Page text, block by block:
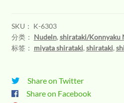
SKU： K-6303
分类： Nudeln, shirataki/Konnyaku
标签： miyata shirataki, shirataki,
Share on Twitter
Share on Facebook